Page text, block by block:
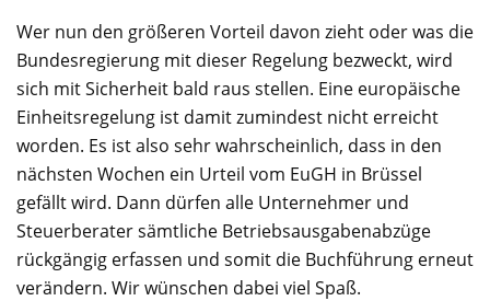
Wer nun den größeren Vorteil davon zieht oder was die
Bundesregierung mit dieser Regelung bezweckt, wird
sich mit Sicherheit bald raus stellen. Eine europäische
Einheitsregelung ist damit zumindest nicht erreicht
worden. Es ist also sehr wahrscheinlich, dass in den
nächsten Wochen ein Urteil vom EuGH in Brüssel
gefällt wird. Dann dürfen alle Unternehmer und
Steuerberater sämtliche Betriebsausgabenabzüge
rückgängig erfassen und somit die Buchführung erneut
verändern. Wir wünschen dabei viel Spaß.